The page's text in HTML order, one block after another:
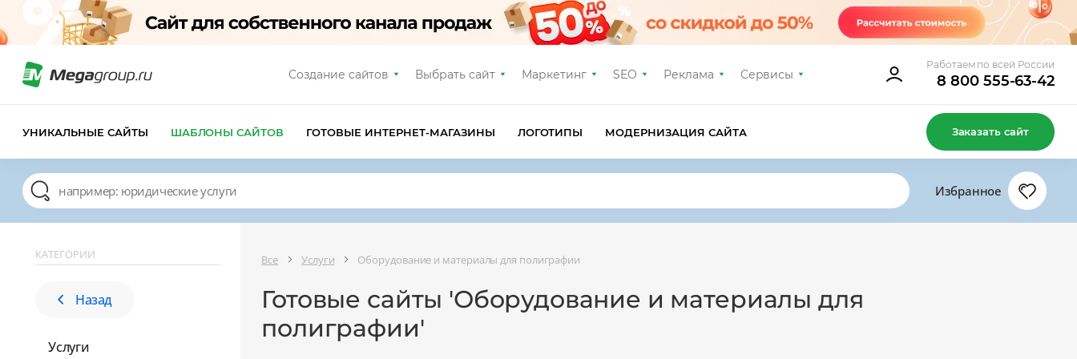
Создание сайтов Выбрать сайт Маркетинг SEO Реклама Сервисы
Работаем по всей России
8 800 555-63-42
УНИКАЛЬНЫЕ САЙТЫ ШАБЛОНЫ САЙТОВ ГОТОВЫЕ ИНТЕРНЕТ-МАГАЗИНЫ ЛОГОТИПЫ МОДЕРНИЗАЦИЯ САЙТА Заказать сайт
Избранное
КАТЕГОРИИ
Назад
Услуги
Все Услуги Оборудование и материалы для полиграфии
Готовые сайты 'Оборудование и материалы для
полиграфии'